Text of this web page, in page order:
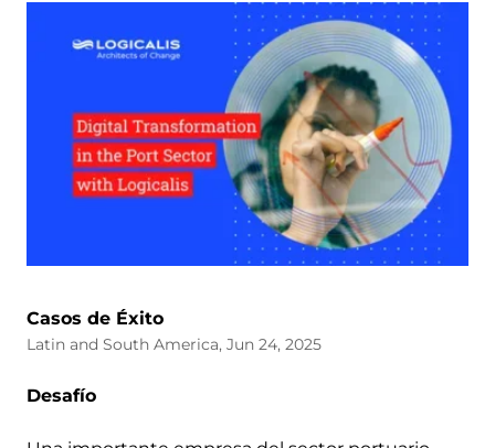
Casos de Éxito
Latin and South America, Jun 24, 2025
Desafío